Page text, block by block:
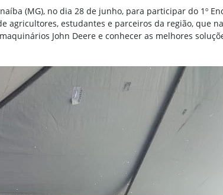
(MG), no dia 28 de junho, para participar do 1º
agricultores, estudantes e parceiros da região, que
John Deere e conhecer as melhores